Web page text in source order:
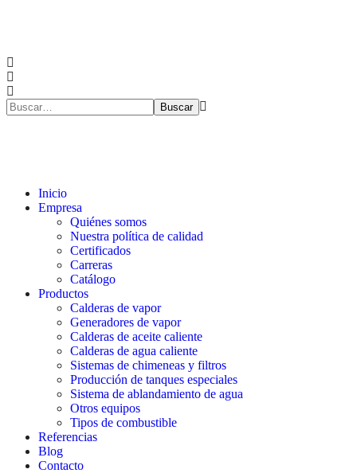
Inicio
Empresa
Quiénes somos
Nuestra política de calidad
Certificados
Carreras
Catálogo
Productos
Calderas de vapor
Generadores de vapor
Calderas de aceite caliente
Calderas de agua caliente
Sistemas de chimeneas y filtros
Producción de tanques especiales
Sistema de ablandamiento de agua
Otros equipos
Tipos de combustible
Referencias
Blog
Contacto